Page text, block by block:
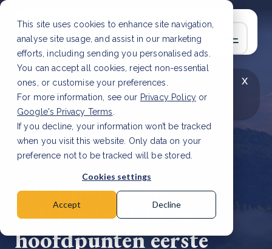
This site uses cookies to enhance site navigation,
analyse site usage, and assist in our marketing
efforts, including sending you personalised ads.
You can accept all cookies, reject non-essential
ones, or customise your preferences.
For more information, see our Privacy Policy or
Google's Privacy Terms
If you decline, your information won’t be tracked
when you visit this website. Only data on your
preference not to be tracked will be stored.
Cookies settings
Accept Decline
x
LAATSTE ARTIKEL
CSRD en uw positie als
leverancier: wat verandert er in 2026?Lees
artikel
DGB publiceert
halfjaarbericht en
hoofdpunten eerste